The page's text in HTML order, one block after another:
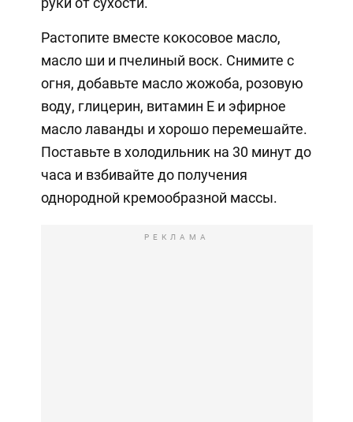
Растопите вместе кокосовое масло,
масло ши и пчелиный воск. Снимите с
огня, добавьте масло жожоба, розовую
воду, глицерин, витамин Е и эфирное
масло лаванды и хорошо перемешайте.
Поставьте в холодильник на 30 минут до
часа и взбивайте до получения
однородной кремообразной массы.
РЕКЛАМА